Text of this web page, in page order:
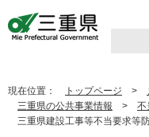
現在位置： トップページ >
三重県の公共事業情報 > 不
三重県建設工事等不当要求等